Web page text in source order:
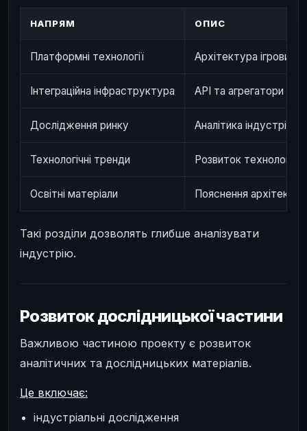
НАПРЯМ ОПИС
Платформні технології Архітектура ігрових
Інтеграційна інфраструктура API та агрегатори
Дослідження ринку Аналітика індустрії
Технологічні тренди Розвиток технологій
Освітні матеріали Пояснення
Такі розділи дозволять глибше аналізувати
індустрію.
Розвиток дослідницької частини
Важливою частиною проекту є розвиток
аналітичних та дослідницьких матеріалів.
Це включає:
індустріальні дослідження